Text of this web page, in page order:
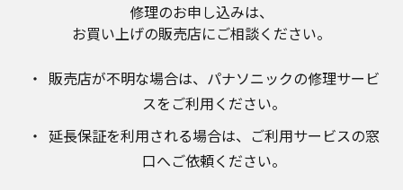
安全上のご注意
商品ご使用時の安全上のご注意については、取扱
ご提供しておりますが、本ウェブサイトでは別紙
にて提供している情報は公開しておりません。
取扱説明書中に記載する安全上のご注意は、法的
規制などの変化に応じて変更する場合がありま
す。お手持ちの商品に関し、本ウェブサイトに公
修理のお申し込みは、​
お買い上げの販売店にご相談ください。​
販売店が不明な場合は、​パナソニックの修理サービ
スをご利用ください。​
延長保証を利用される場合は、​ご利用サービスの窓
口へご依頼ください。